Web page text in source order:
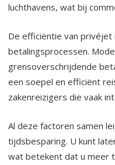
luchthavens, wat bij
De efficiëntie van
betalingsprocessen.
grensoverschrijdende
een soepel en efficiënt
zakenreizigers die vaak
Al deze factoren samen
tijdsbesparing. U kunt
wat betekent dat u meer